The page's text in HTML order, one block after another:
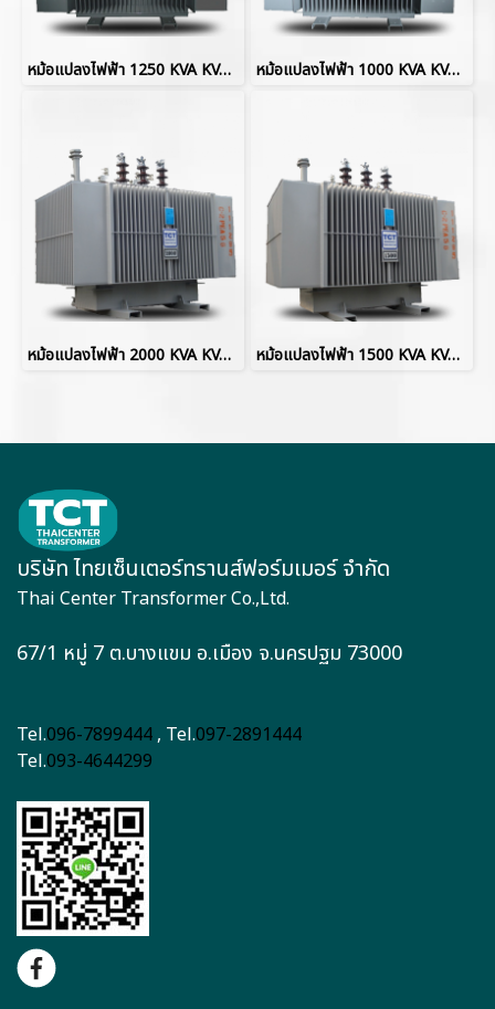
หม้อแปลงไฟฟ้า 1250 KVA KVAHermetically Sealed without Gas Cushion หม้อแปลงไฟฟ้า 1000 KVA KVAHermetically Sealed without Gas Cushion
หม้อแปลงไฟฟ้า 2000 KVA KVAHermetically Sealed without Gas Cushion หม้อแปลงไฟฟ้า 1500 KVA KVAHermetically Sealed without Gas Cushion
บริษัท ไทยเซ็นเตอร์ทรานส์ฟอร์มเมอร์ จำกัด
Thai Center Transformer Co.,Ltd.
67/1 หมู่ 7 ต.บางแขม อ.เมือง จ.นครปฐม 73000
Tel.096-7899444, Tel.097-2891444
Tel.093-4644299